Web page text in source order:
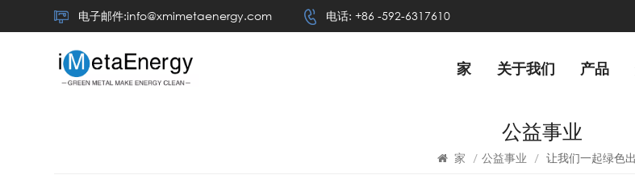
电子邮件:info@xmimetaenergy.com 电话: +86 -592-6317610
家 关于我们 产品
公益事业
家 / 公益事业 / 让我们一起绿色